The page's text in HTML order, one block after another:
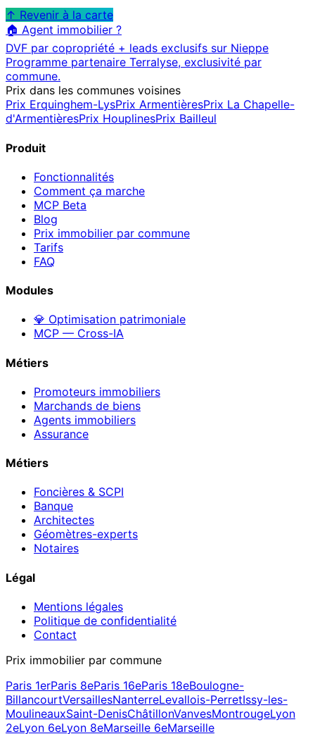
↑ Revenir à la carte
🏠 Agent immobilier ?
DVF par copropriété + leads exclusifs sur Nieppe
Programme partenaire Terralyse, exclusivité par
commune.
Prix dans les communes voisines
Prix Erquinghem-LysPrix ArmentièresPrix La Chapelle-
d'ArmentièresPrix HouplinesPrix Bailleul
Produit
Fonctionnalités
Comment ça marche
MCP Beta
Blog
Prix immobilier par commune
Tarifs
FAQ
Modules
💎 Optimisation patrimoniale
MCP — Cross-IA
Métiers
Promoteurs immobiliers
Marchands de biens
Agents immobiliers
Assurance
Métiers
Foncières & SCPI
Banque
Architectes
Géomètres-experts
Notaires
Légal
Mentions légales
Politique de confidentialité
Contact
Prix immobilier par commune
Paris 1erParis 8eParis 16eParis 18eBoulogne-
BillancourtVersaillesNanterreLevallois-PerretIssy-les-
MoulineauxSaint-DenisChâtillonVanvesMontrougeLyon
2eLyon 6eLyon 8eMarseille 6eMarseille